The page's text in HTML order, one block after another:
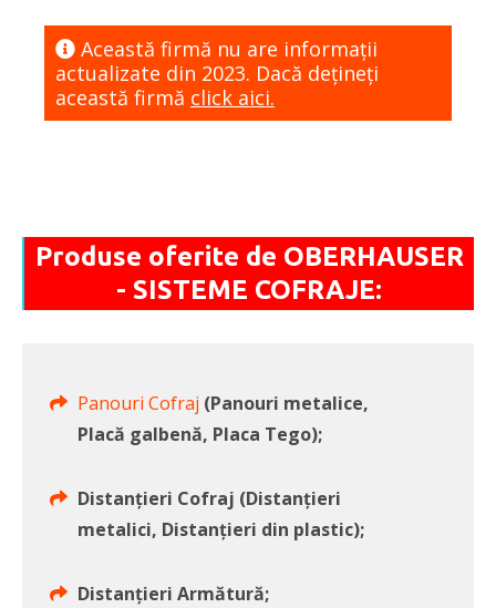
Această firmă nu are informaţii
actualizate din 2023. Dacă dețineți
această firmă click aici.
Produse oferite de OBERHAUSER
- SISTEME COFRAJE:
Panouri Cofraj (Panouri metalice,
Placă galbenă, Placa Tego);
Distanțieri Cofraj (Distanțieri
metalici, Distanțieri din plastic);
Distanțieri Armătură;